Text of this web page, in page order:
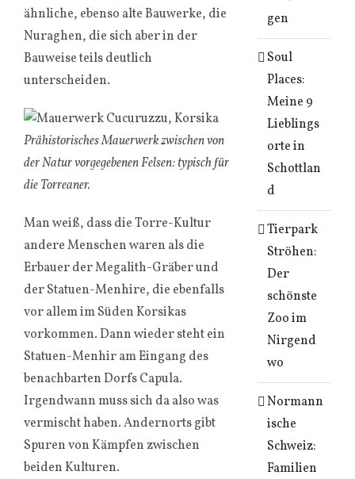
ähnliche, ebenso alte Bauwerke, die
Nuraghen, die sich aber in der
Bauweise teils deutlich
unterscheiden.
Prähistorisches Mauerwerk zwischen von
der Natur vorgegebenen Felsen: typisch für
die Torreaner.
Man weiß, dass die Torre-Kultur
andere Menschen waren als die
Erbauer der Megalith-Gräber und
der Statuen-Menhire, die ebenfalls
vor allem im Süden Korsikas
vorkommen. Dann wieder steht ein
Statuen-Menhir am Eingang des
benachbarten Dorfs Capula.
Irgendwann muss sich da also was
vermischt haben. Andernorts gibt
Spuren von Kämpfen zwischen
beiden Kulturen.
gen
Soul
Places:
Meine 9
Lieblings
orte in
Schottlan
d
Tierpark
Ströhen:
Der
schönste
Zoo im
Nirgend
wo
Normann
ische
Schweiz:
Familien